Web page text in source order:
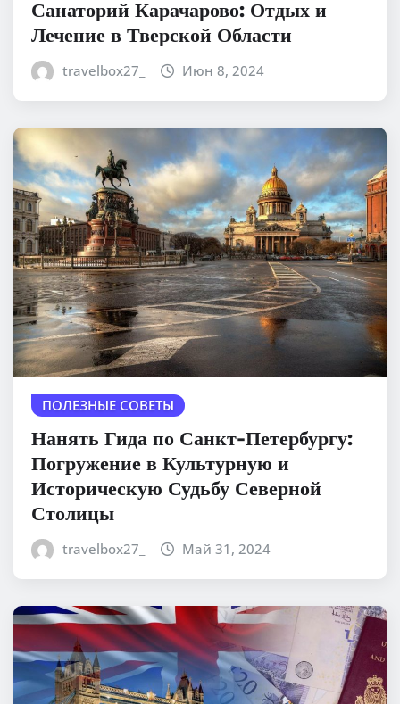
Санаторий Карачарово: Отдых и
Лечение в Тверской Области
travelbox27_ Июн 8, 2024
ПОЛЕЗНЫЕ СОВЕТЫ
Нанять Гида по Санкт-Петербургу:
Погружение в Культурную и
Историческую Судьбу Северной
Столицы
travelbox27_ Май 31, 2024